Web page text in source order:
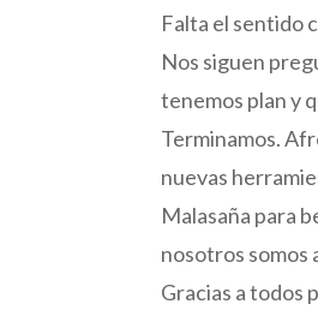
Falta el sentido
Nos siguen
tenemos plan y
Terminamos.
nuevas
Malasaña para
nosotros somos
Gracias a todos